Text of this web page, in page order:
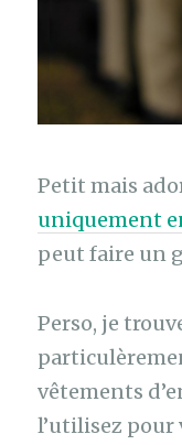
Petit mais
uniquement
peut faire un
Perso, je
vêtements
l’utilisez pour